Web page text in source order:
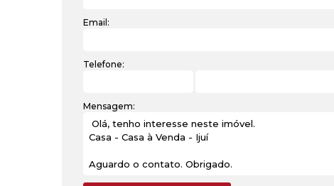
Email:
Telefone:
Mensagem: